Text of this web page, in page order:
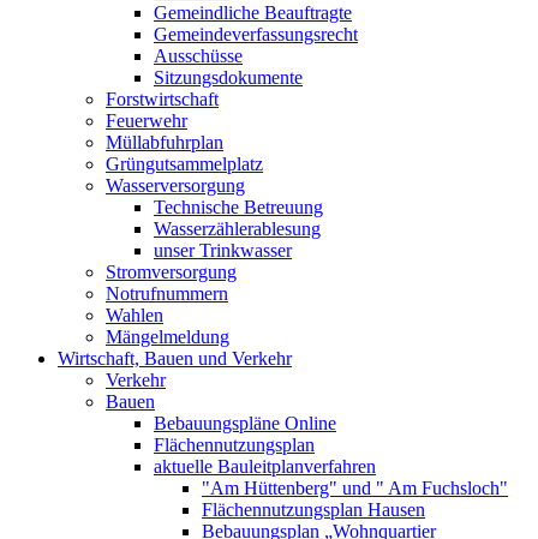
Gemeindliche Beauftragte
Gemeindeverfassungsrecht
Ausschüsse
Sitzungsdokumente
Forstwirtschaft
Feuerwehr
Müllabfuhrplan
Grüngutsammelplatz
Wasserversorgung
Technische Betreuung
Wasserzählerablesung
unser Trinkwasser
Stromversorgung
Notrufnummern
Wahlen
Mängelmeldung
Wirtschaft, Bauen und Verkehr
Verkehr
Bauen
Bebauungspläne Online
Flächennutzungsplan
aktuelle Bauleitplanverfahren
"Am Hüttenberg" und " Am Fuchsloch"
Flächennutzungsplan Hausen
Bebauungsplan „Wohnquartier